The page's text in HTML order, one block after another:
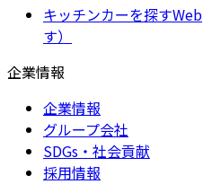
キッチンカーを探すWeb
す）
企業情報
企業情報
グループ会社
SDGs・社会貢献
採用情報